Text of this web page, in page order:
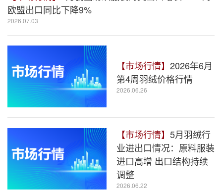
欧盟出口同比下降9%
2026.07.03
【市场行情】 2026年6月
第4周羽绒价格行情
2026.06.26
【市场行情】 5月羽绒行
业进出口情况：原料服装
进口高增 出口结构持续
调整
2026.06.22